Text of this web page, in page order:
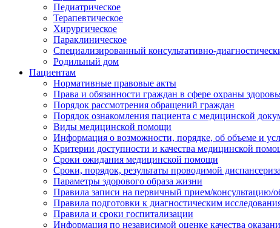
Педиатрическое
Терапевтическое
Хирургическое
Параклиническое
Специализированный консультативно-
Родильный дом
Пациентам
Нормативные правовые акты
Права и обязанности граждан в сфере охраны
Порядок рассмотрения обращений граждан
Порядок ознакомления пациента с медицинской
Виды медицинской помощи
Информация о возможности, порядке, об объеме и
Критерии доступности и качества медицинской
Сроки ожидания медицинской помощи
Сроки, порядок, результаты проводимой
Параметры здорового образа жизни
Правила записи на первичный прием/консультацию/
Правила подготовки к диагностическим
Правила и сроки госпитализации
Информация по независимой оценке качества